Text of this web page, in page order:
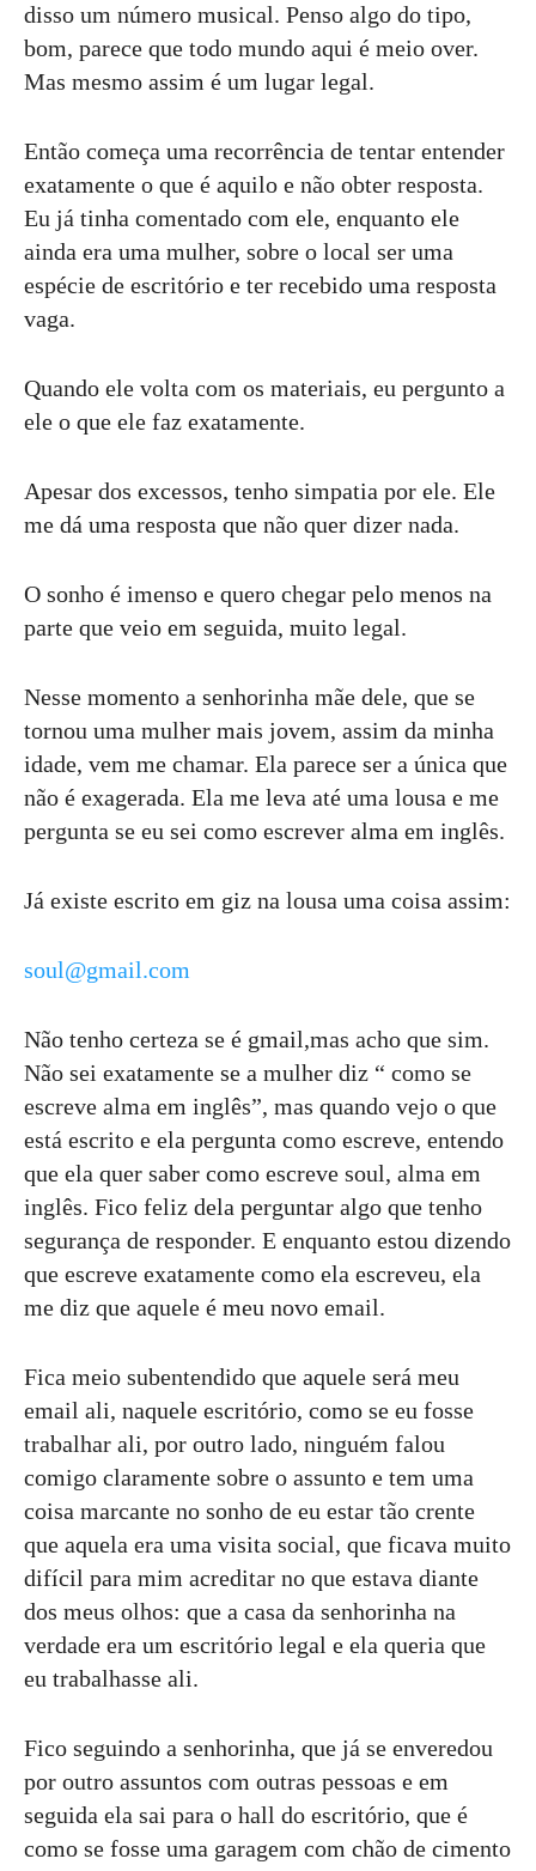
disso um número musical. Penso algo do tipo,
bom, parece que todo mundo aqui é meio over.
Mas mesmo assim é um lugar legal.
Então começa uma recorrência de tentar entender
exatamente o que é aquilo e não obter resposta.
Eu já tinha comentado com ele, enquanto ele
ainda era uma mulher, sobre o local ser uma
espécie de escritório e ter recebido uma resposta
vaga.
Quando ele volta com os materiais, eu pergunto a
ele o que ele faz exatamente.
Apesar dos excessos, tenho simpatia por ele. Ele
me dá uma resposta que não quer dizer nada.
O sonho é imenso e quero chegar pelo menos na
parte que veio em seguida, muito legal.
Nesse momento a senhorinha mãe dele, que se
tornou uma mulher mais jovem, assim da minha
idade, vem me chamar. Ela parece ser a única que
não é exagerada. Ela me leva até uma lousa e me
pergunta se eu sei como escrever alma em inglês.
Já existe escrito em giz na lousa uma coisa assim:
soul@gmail.com
Não tenho certeza se é gmail,mas acho que sim.
Não sei exatamente se a mulher diz “ como se
escreve alma em inglês”, mas quando vejo o que
está escrito e ela pergunta como escreve, entendo
que ela quer saber como escreve soul, alma em
inglês. Fico feliz dela perguntar algo que tenho
segurança de responder. E enquanto estou dizendo
que escreve exatamente como ela escreveu, ela
me diz que aquele é meu novo email.
Fica meio subentendido que aquele será meu
email ali, naquele escritório, como se eu fosse
trabalhar ali, por outro lado, ninguém falou
comigo claramente sobre o assunto e tem uma
coisa marcante no sonho de eu estar tão crente
que aquela era uma visita social, que ficava muito
difícil para mim acreditar no que estava diante
dos meus olhos: que a casa da senhorinha na
verdade era um escritório legal e ela queria que
eu trabalhasse ali.
Fico seguindo a senhorinha, que já se enveredou
por outro assuntos com outras pessoas e em
seguida ela sai para o hall do escritório, que é
como se fosse uma garagem com chão de cimento